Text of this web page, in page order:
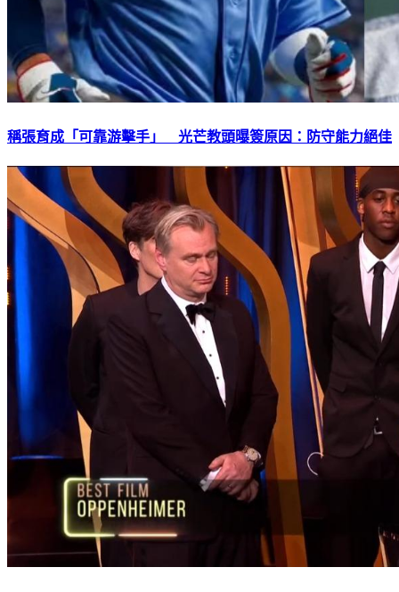
稱張育成「可靠游擊手」 光芒教頭曝簽原因：防守能力絕佳